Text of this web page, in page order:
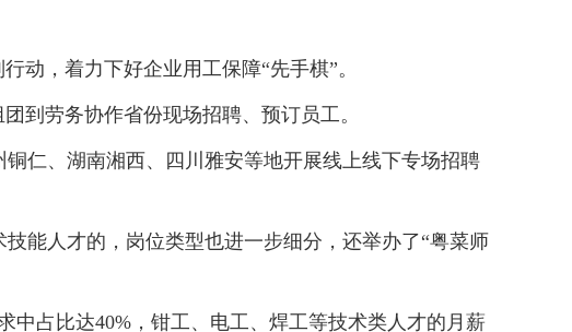
，着力下好企业用工保障“先手棋”。
劳务协作省份现场招聘、预订员工。
仁、湖南湘西、四川雅安等地开展线上线下专场招聘
人才的，岗位类型也进一步细分，还举办了“粤菜师
占比达40%，钳工、电工、焊工等技术类人才的月薪